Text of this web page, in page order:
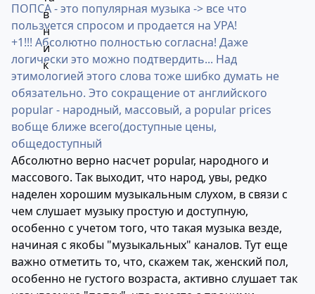
ПОПСА - это популярная музыка -> все что
пользуется спросом и продается на УРА!
+1!!! Абсолютно полностью согласна! Даже
логически это можно подтвердить... Над
этимологией этого слова тоже шибко думать не
обязательно. Это сокращение от английского
popular - народный, массовый, а popular prices
вобще ближе всего(доступные цены,
общедоступный
Абсолютно верно насчет popular, народного и
массового. Так выходит, что народ, увы, редко
наделен хорошим музыкальным слухом, в связи с
чем слушает музыку простую и доступную,
особенно с учетом того, что такая музыка везде,
начиная с якобы "музыкальных" каналов. Тут еще
важно отметить то, что, скажем так, женский пол,
особенно не густого возраста, активно слушает так